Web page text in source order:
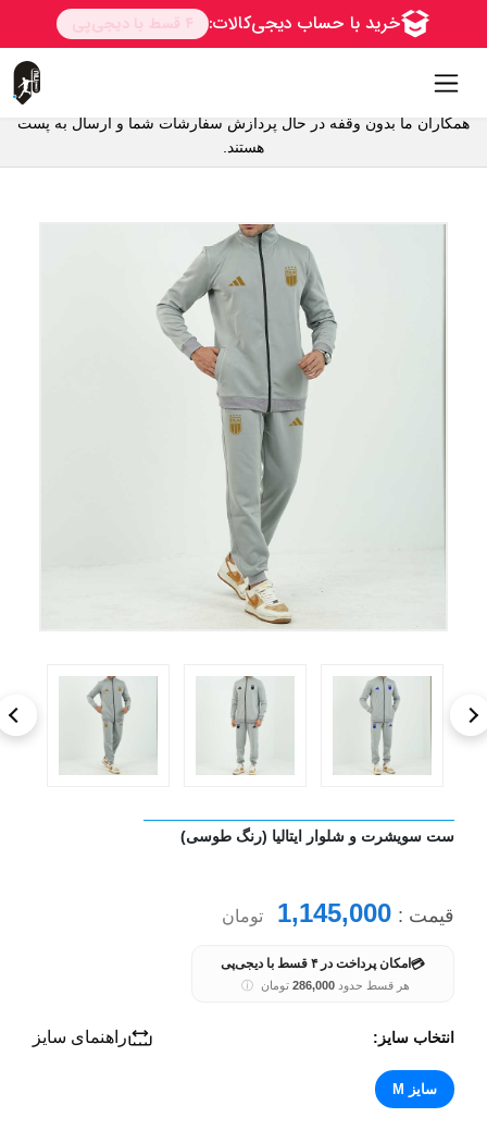
همکاران ما بدون وقفه در حال پردازش سفارشات شما و ارسال به پست
هستند.
ست سویشرت و شلوار ایتالیا (رنگ طوسی)
قیمت : 1,145,000 تومان
💳 امکان پرداخت در ۴ قسط با دیجی‌پی
هر قسط حدود286,000 تومان ⓘ
انتخاب سایز: راهنمای سایز
سایز M